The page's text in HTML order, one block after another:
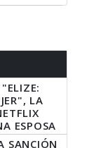
LA
ESPOSA
SANCIÓN